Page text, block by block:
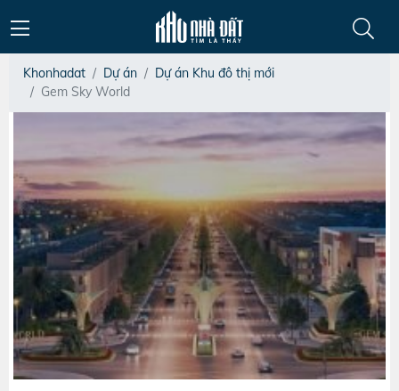
Khonhadat Dự án
Dự án Khu đô thị mới
Gem Sky World